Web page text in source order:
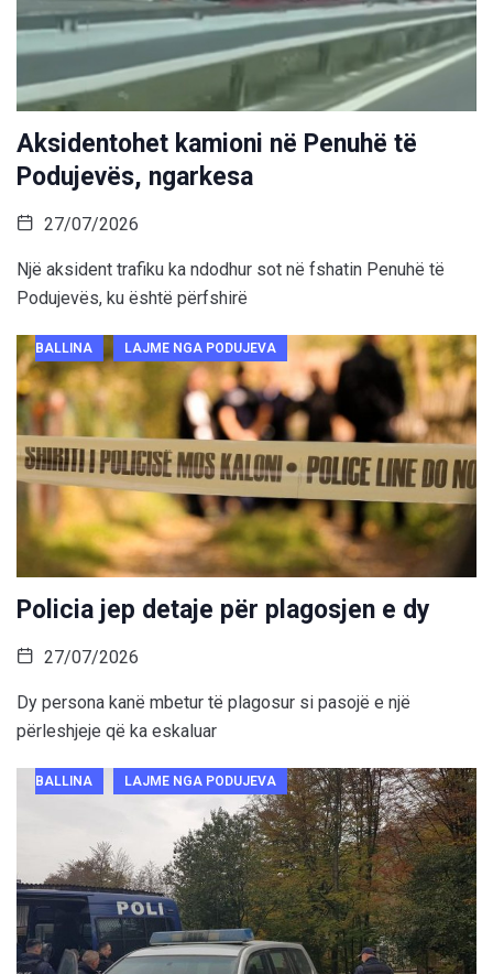
Aksidentohet kamioni në Penuhë të
Podujevës, ngarkesa
27/07/2026
Një aksident trafiku ka ndodhur sot në fshatin Penuhë të
Podujevës, ku është përfshirë
BALLINA LAJME NGA PODUJEVA
Policia jep detaje për plagosjen e dy
27/07/2026
Dy persona kanë mbetur të plagosur si pasojë e një
përleshjeje që ka eskaluar
BALLINA LAJME NGA PODUJEVA